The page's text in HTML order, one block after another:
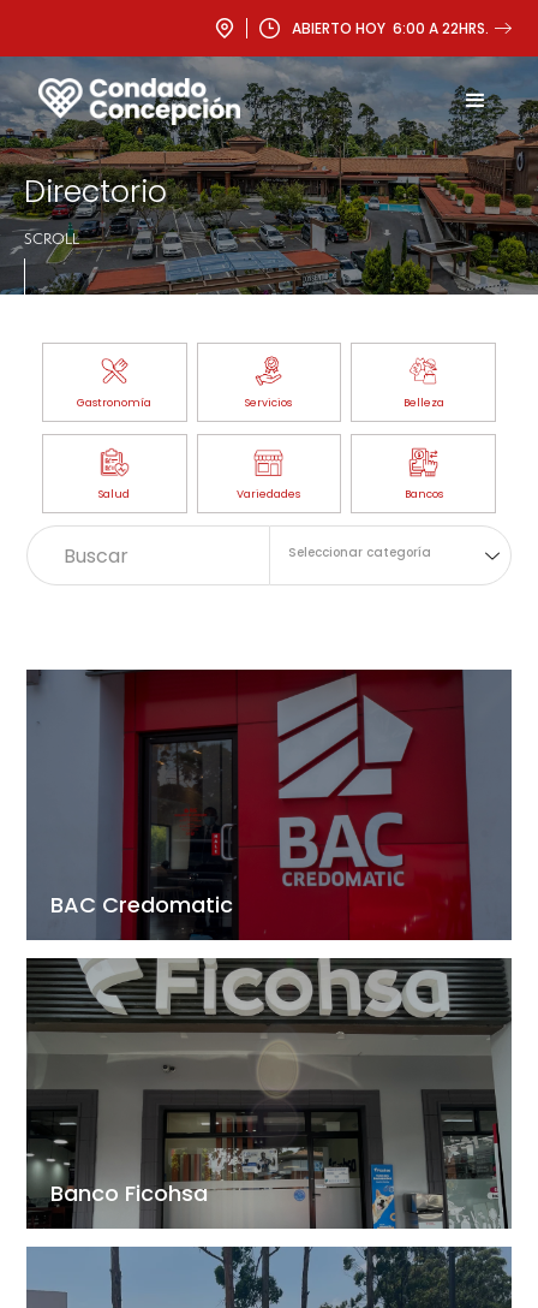
ABIERTO HOY 6:00 A 22HRS.
Directorio
SCROLL
Gastronomía Servicios Belleza
Salud Variedades Bancos
Seleccionar categoría
BAC Credomatic
Banco Ficohsa